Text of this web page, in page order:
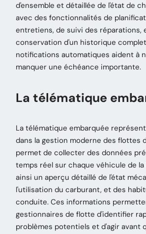
d'ensemble et détaillée de l'état de
avec des fonctionnalités de
entretiens, de suivi des réparations,
conservation d'un historique
notifications automatiques aident à
manquer une échéance importante.
La télématique
La télématique embarquée
dans la gestion moderne des flottes
permet de collecter des données
temps réel sur chaque véhicule de
ainsi un aperçu détaillé de l'état
l'utilisation du carburant, et des
conduite. Ces informations
gestionnaires de flotte d'identifier
problèmes potentiels et d'agir avant